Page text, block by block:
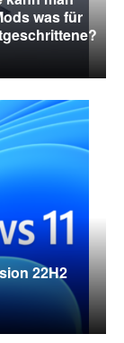
was für
22H2